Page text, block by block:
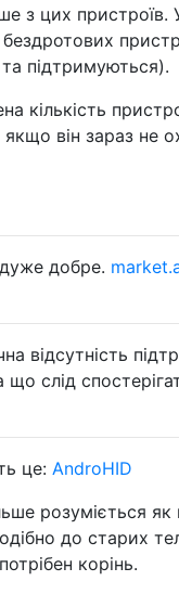
з цих
підтримуються).
кількість
він зараз не
добре.
відсутність
слід
це: AndroHID
розуміється
до старих
корінь.